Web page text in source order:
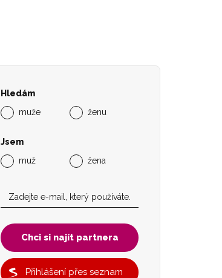
Hledám
muže
ženu
Jsem
muž
žena
Chci si najít partnera
Přihlášení přes seznam